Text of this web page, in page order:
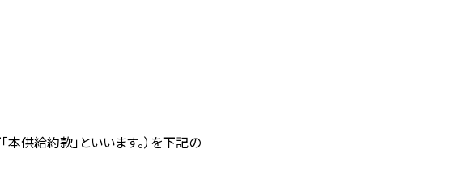
供給約款」といいます。）を下記の